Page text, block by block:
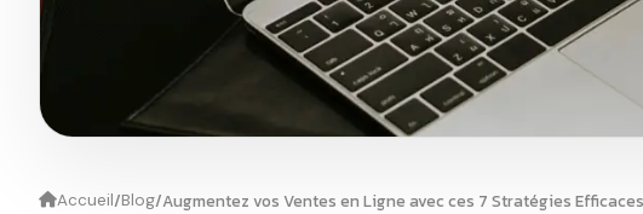
Accueil/Blog/Augmentez vos Ventes en Ligne avec ces 7 Stratégies Efficaces